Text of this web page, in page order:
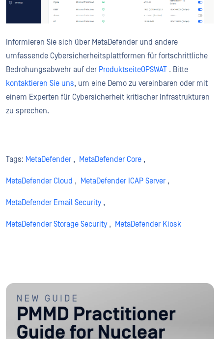
Informieren Sie sich über MetaDefender und andere
umfassende Cybersicherheitsplattformen für fortschrittliche
Bedrohungsabwehr auf der ProduktseiteOPSWAT . Bitte
kontaktieren Sie uns, um eine Demo zu vereinbaren oder mit
einem Experten für Cybersicherheit kritischer Infrastrukturen
zu sprechen.
Tags: MetaDefender , MetaDefender Core ,
MetaDefender Cloud , MetaDefender ICAP Server ,
MetaDefender Email Security,
MetaDefender Storage Security, MetaDefender Kiosk